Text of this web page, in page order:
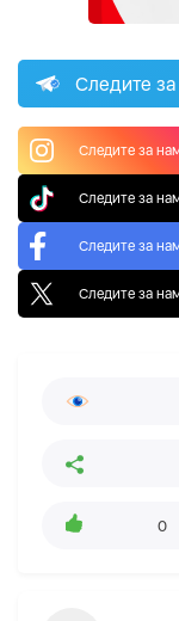
Следите за
Следите за
Следите за
Следите за
Следите за
0